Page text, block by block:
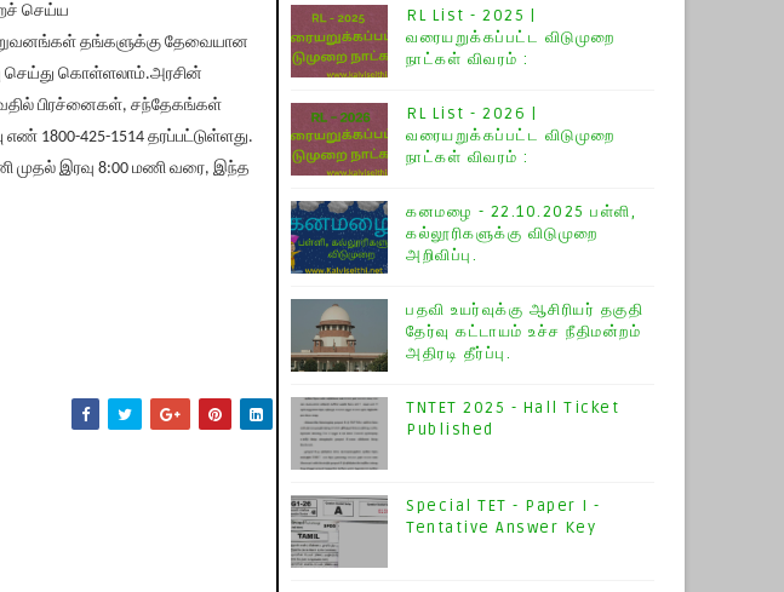
செய்ய
தங்களுக்கு தேவையான
செய்து கொள்ளலாம்.அரசின்
பிரச்னைகள், சந்தேகங்கள்
1800-425-1514 தரப்பட்டுள்ளது.
முதல் இரவு 8:00 மணி வரை, இந்த
RL List - 2025 |
வரையறுக்கப்பட்ட விடுமுறை
நாட்கள் விவரம் :
RL List - 2026 |
வரையறுக்கப்பட்ட விடுமுறை
நாட்கள் விவரம் :
கனமழை - 22.10.2025 பள்ளி,
கல்லூரிகளுக்கு விடுமுறை
அறிவிப்பு.
பதவி உயர்வுக்கு ஆசிரியர் தகுதி
தேர்வு கட்டாயம் உச்ச நீதிமன்றம்
அதிரடி தீர்ப்பு.
TNTET 2025 - Hall Ticket
Published
Special TET - Paper I -
Tentative Answer Key